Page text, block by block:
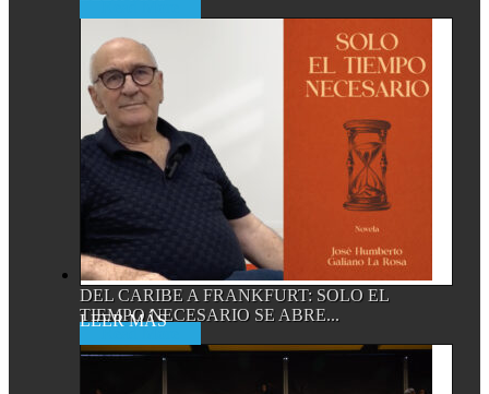
DEL CARIBE A FRANKFURT: SOLO EL
TIEMPO NECESARIO SE ABRE...